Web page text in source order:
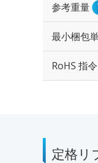
参考重量
最小梱包
RoHS 指令
定格リ